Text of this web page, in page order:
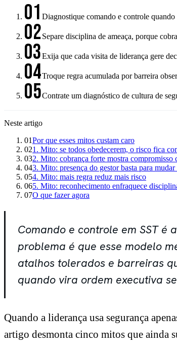
01 Diagnostique comando e controle quando
02Separe disciplina de ameaça, porque
03Exija que cada visita de liderança gere
04Troque regra acumulada por barreira
05Contrate um diagnóstico de cultura de
Neste artigo
01Por que esses mitos custam caro
021. Mito: se todos obedecerem, o risco fica
032. Mito: cobrança forte mostra compromisso
043. Mito: presença do gestor basta para
054. Mito: mais regra reduz mais risco
065. Mito: reconhecimento enfraquece
07O que fazer agora
Comando e controle em SST
problema é que esse modelo
atalhos tolerados e barreiras
quando vira ordem executiva
Quando a liderança usa segurança
artigo desmonta cinco mitos que ainda